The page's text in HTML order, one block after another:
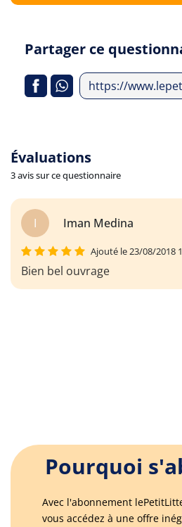
Partager ce
https://
Évaluations
3 avis sur ce questionnaire
I Iman Medina
Ajouté le 23/08/2018
Bien bel ouvrage
Pourquoi
Avec l'abonnement
vous accédez à une offre